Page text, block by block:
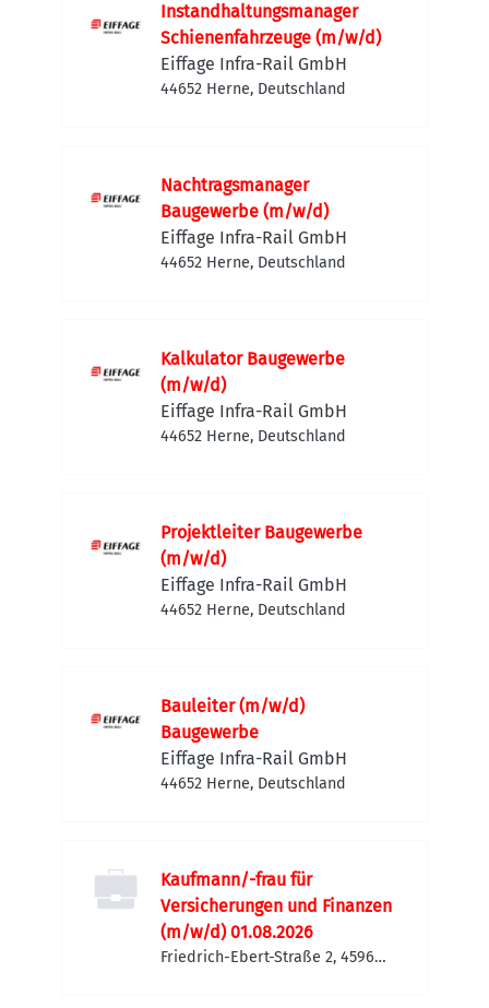
Instandhaltungsmanager
Schienenfahrzeuge (m/w/d)
Eiffage Infra-Rail GmbH
44652 Herne, Deutschland
Nachtragsmanager
Baugewerbe (m/w/d)
Eiffage Infra-Rail GmbH
44652 Herne, Deutschland
Kalkulator Baugewerbe
(m/w/d)
Eiffage Infra-Rail GmbH
44652 Herne, Deutschland
Projektleiter Baugewerbe
(m/w/d)
Eiffage Infra-Rail GmbH
44652 Herne, Deutschland
Bauleiter (m/w/d)
Baugewerbe
Eiffage Infra-Rail GmbH
44652 Herne, Deutschland
Kaufmann/-frau für
Versicherungen und Finanzen
(m/w/d) 01.08.2026
Friedrich-Ebert-Straße 2, 45964